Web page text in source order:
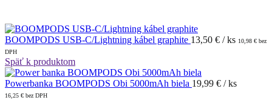
BOOMPODS USB-C/Lightning kábel graphite 13,50 € / ks 10,98 € bez
DPH
Späť k produktom
Powerbanka BOOMPODS Obi 5000mAh biela 19,99 € / ks
16,25 € bez DPH